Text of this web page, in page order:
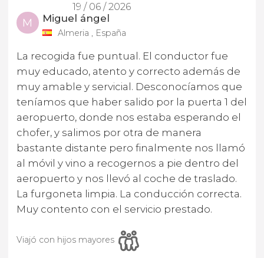
19 / 06 / 2026
M Miguel ángel
Almeria , España
La recogida fue puntual. El conductor fue
muy educado, atento y correcto además de
muy amable y servicial. Desconocíamos que
teníamos que haber salido por la puerta 1 del
aeropuerto, donde nos estaba esperando el
chofer, y salimos por otra de manera
bastante distante pero finalmente nos llamó
al móvil y vino a recogernos a pie dentro del
aeropuerto y nos llevó al coche de traslado.
La furgoneta limpia. La conducción correcta.
Muy contento con el servicio prestado.
Viajó con hijos mayores